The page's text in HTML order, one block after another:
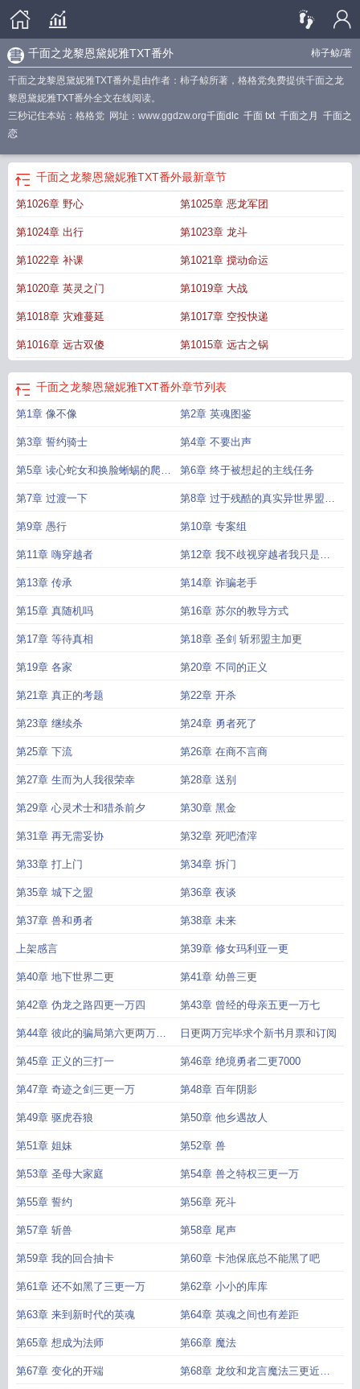
柿子鲸/著
千面之龙黎恩黛妮雅TXT番外
千面之龙黎恩黛妮雅TXT番外是由作者：柿子鲸所著，格格党免费提供千面之龙
黎恩黛妮雅TXT番外全文在线阅读。
三秒记住本站：格格党 网址：www.ggdzw.org千面dlc 千面 txt 千面之月 千面之
恋
千面之龙黎恩黛妮雅TXT番外最新章节
第1026章 野心 第1025章 恶龙军团
第1024章 出行 第1023章 龙斗
第1022章 补课 第1021章 搅动命运
第1020章 英灵之门 第1019章 大战
第1018章 灾难蔓延 第1017章 空投快递
第1016章 远古双傻 第1015章 远古之锅
千面之龙黎恩黛妮雅TXT番外章节列表
第1章 像不像 第2章 英魂图鉴
第3章 誓约骑士 第4章 不要出声
第5章 读心蛇女和换脸蜥蜴的爬虫
类婚约
第6章 终于被想起的主线任务
第7章 过渡一下 第8章 过于残酷的真实异世界盟主
加更
第9章 愚行 第10章 专案组
第11章 嗨穿越者 第12章 我不歧视穿越者我只是讨
厌李恩肃
第13章 传承 第14章 诈骗老手
第15章 真随机吗 第16章 苏尔的教导方式
第17章 等待真相 第18章 圣剑 斩邪盟主加更
第19章 各家 第20章 不同的正义
第21章 真正的考题 第22章 开杀
第23章 继续杀 第24章 勇者死了
第25章 下流 第26章 在商不言商
第27章 生而为人我很荣幸 第28章 送别
第29章 心灵术士和猎杀前夕 第30章 黑金
第31章 再无需妥协 第32章 死吧渣滓
第33章 打上门 第34章 拆门
第35章 城下之盟 第36章 夜谈
第37章 兽和勇者 第38章 未来
上架感言 第39章 修女玛利亚一更
第40章 地下世界二更 第41章 幼兽三更
第42章 伪龙之路四更一万四 第43章 曾经的母亲五更一万七
第44章 彼此的骗局第六更两万完
成
日更两万完毕求个新书月票和订阅
第45章 正义的三打一 第46章 绝境勇者二更7000
第47章 奇迹之剑三更一万 第48章 百年阴影
第49章 驱虎吞狼 第50章 他乡遇故人
第51章 姐妹 第52章 兽
第53章 圣母大家庭 第54章 兽之特权三更一万
第55章 誓约 第56章 死斗
第57章 斩兽 第58章 尾声
第59章 我的回合抽卡 第60章 卡池保底总不能黑了吧
第61章 还不如黑了三更一万 第62章 小小的库库
第63章 来到新时代的英魂 第64章 英魂之间也有差距
第65章 想成为法师 第66章 魔法
第67章 变化的开端 第68章 龙纹和龙言魔法三更近万